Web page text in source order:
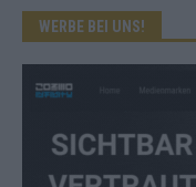
WERBE BEI UNS!